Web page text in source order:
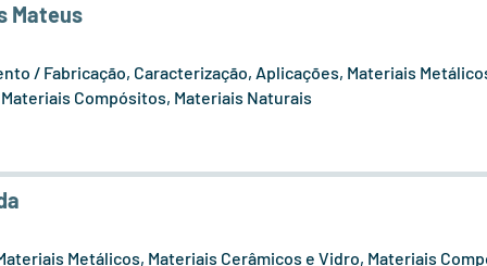
Mateus
/ Fabricação, Caracterização, Aplicações, Materiais
Compósitos, Materiais Naturais
Metálicos, Materiais Cerâmicos e Vidro, Materiais